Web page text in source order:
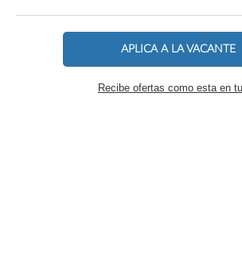
APLICA A LA VACANTE
Recibe ofertas como esta en